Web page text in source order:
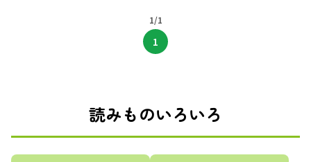
1/1
1
読みものいろいろ